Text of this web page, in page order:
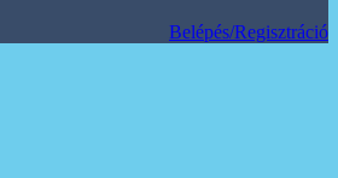
Belépés/Regisztráció